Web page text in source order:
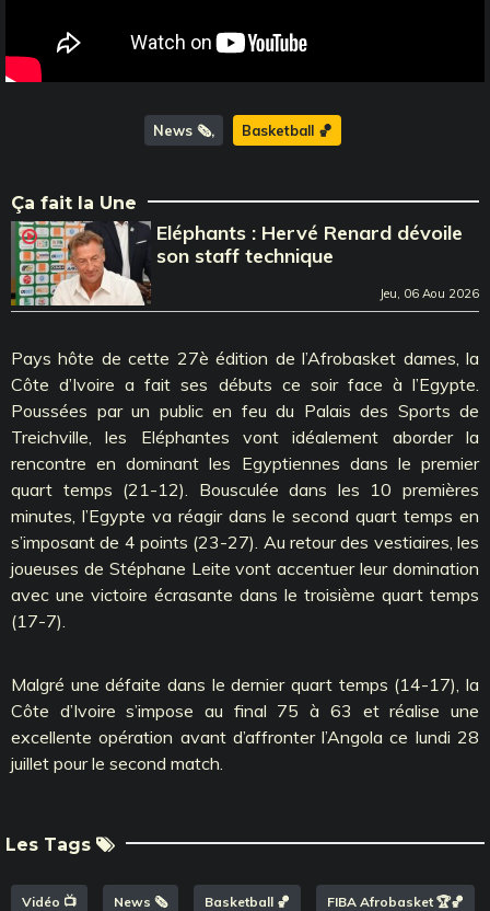
News 🗞️ Basketball 🏀
Ça fait la Une
Eléphants : Hervé Renard dévoile
son staff technique
Jeu, 06 Aou 2026
Pays hôte de cette 27è édition de l’Afrobasket dames, la
Côte d’Ivoire a fait ses débuts ce soir face à l’Egypte.
Poussées par un public en feu du Palais des Sports de
Treichville, les Eléphantes vont idéalement aborder la
rencontre en dominant les Egyptiennes dans le premier
quart temps (21-12). Bousculée dans les 10 premières
minutes, l’Egypte va réagir dans le second quart temps en
s’imposant de 4 points (23-27). Au retour des vestiaires, les
joueuses de Stéphane Leite vont accentuer leur domination
avec une victoire écrasante dans le troisième quart temps
(17-7).
Malgré une défaite dans le dernier quart temps (14-17), la
Côte d’Ivoire s’impose au final 75 à 63 et réalise une
excellente opération avant d’affronter l’Angola ce lundi 28
juillet pour le second match.
Les Tags
Vidéo 📺 News 🗞️ Basketball 🏀 FIBA Afrobasket 🏆🏀